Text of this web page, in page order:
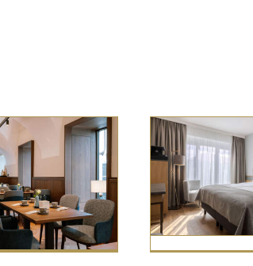
Un ambiente moderno negli
IMLAUER & Bräu Hotels
Salzburg
Notizie principali Salisburgo
Momenti